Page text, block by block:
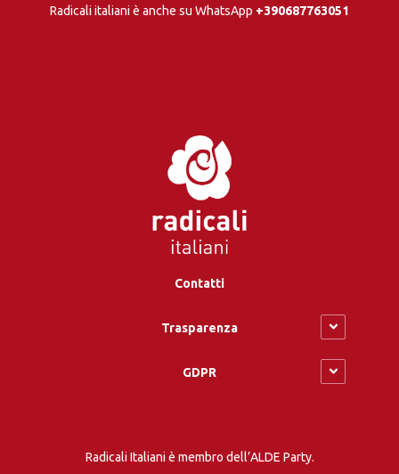
Radicali italiani è anche su WhatsApp +390687763051
Contatti
Trasparenza
GDPR
Radicali Italiani è membro dell’ALDE Party.